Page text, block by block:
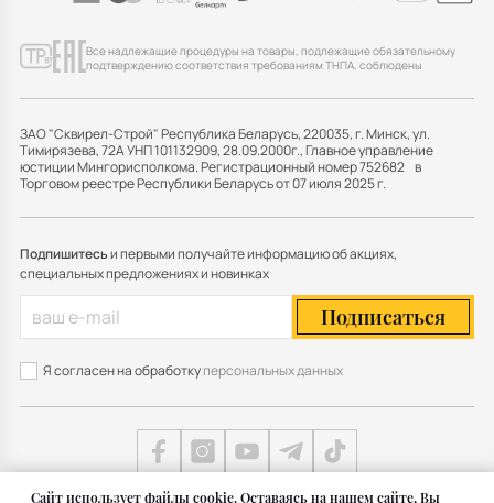
Cайт использует файлы cookie. Оставаясь на нашем сайте, Вы
Все надлежащие процедуры на товары, подлежащие обязательному
подтверждению соответствия требованиям ТНПА, соблюдены
ЗАО "Сквирел-Строй" Республика Беларусь, 220035, г. Минск, ул.
Тимирязева, 72А УНП 101132909, 28.09.2000г., Главное управление
юстиции Мингорисполкома. Регистрационный номер 752682 в
Торговом реестре Республики Беларусь от 07 июля 2025 г.
Подпишитесьи первыми получайте информацию об акциях,
специальных предложениях и новинках
Подписаться
Я согласен на обработкуперсональных данных